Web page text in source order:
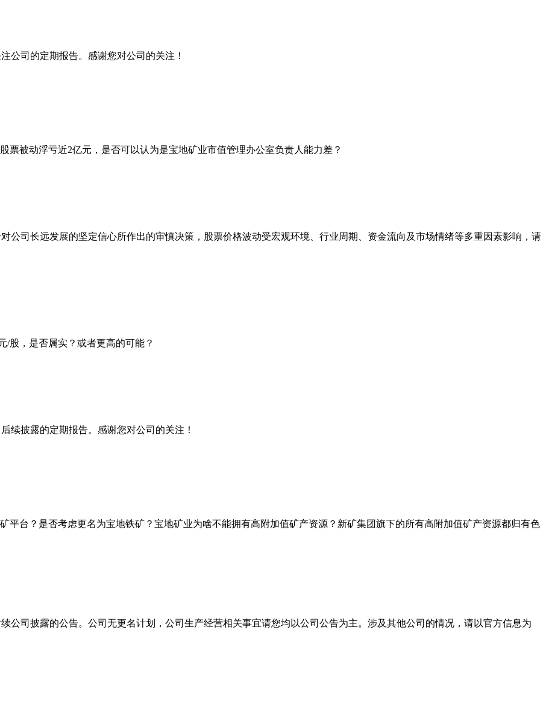
公司的定期报告。感谢您对公司的关注！
票被动浮亏近2亿元，是否可以认为是宝地矿业市值管理办公室负责人能力差？
公司长远发展的坚定信心所作出的审慎决策，股票价格波动受宏观环境、行业周期、资金流向及市场情绪等多重因素影响，请
/股，是否属实？或者更高的可能？
续披露的定期报告。感谢您对公司的关注！
平台？是否考虑更名为宝地铁矿？宝地矿业为啥不能拥有高附加值矿产资源？新矿集团旗下的所有高附加值矿产资源都归有色
公司披露的公告。公司无更名计划，公司生产经营相关事宜请您均以公司公告为主。涉及其他公司的情况，请以官方信息为